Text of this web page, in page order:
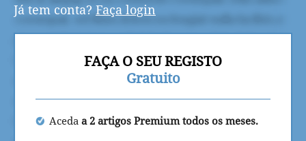
Já tem conta? Faça login
FAÇA O SEU REGISTO
Gratuito
Aceda a 2 artigos Premium todos os meses.